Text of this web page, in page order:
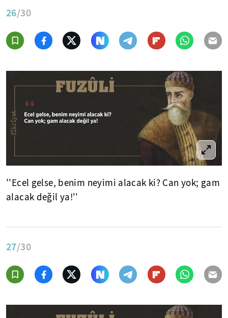
26/30
''Ecel gelse, benim neyimi alacak ki? Can yok; gam
alacak değil ya!''
27/30